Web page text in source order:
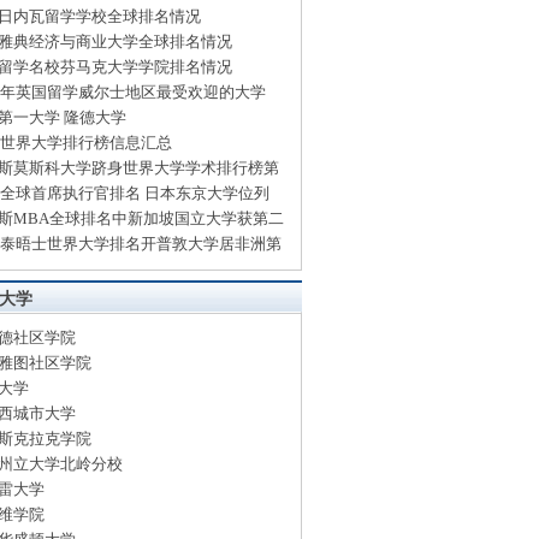
内瓦留学学校全球排名情况
典经济与商业大学全球排名情况
学名校芬马克大学学院排名情况
英国留学威尔士地区最受欢迎的大学
一大学 隆德大学
界大学排行榜信息汇总
莫斯科大学跻身世界大学学术排行榜第
球首席执行官排名 日本东京大学位列
MBA全球排名中新加坡国立大学获第二
晤士世界大学排名开普敦大学居非洲第
学
社区学院
图社区学院
学
城市大学
克拉克学院
立大学北岭分校
大学
学院